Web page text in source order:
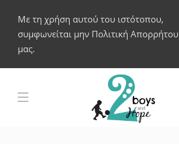
Με τη χρήση αυτού του ιστότοπου,
συμφωνείται μην Πολιτική Απορρήτου
μας.